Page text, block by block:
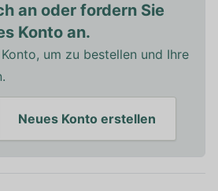
an oder fordern Sie
Konto an.
um zu bestellen und Ihre
Neues Konto erstellen